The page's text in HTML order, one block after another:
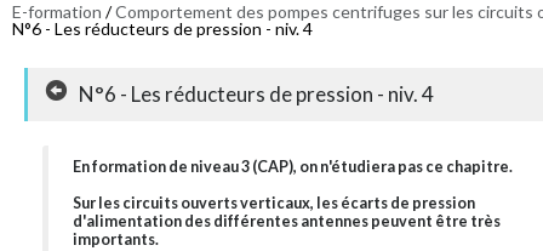
E-formation /Comportement des pompes centrifuges sur les circuits
N°6 - Les réducteurs de pression - niv. 4
N°6 - Les réducteurs de pression - niv. 4
En formation de niveau 3 (CAP), on n'étudiera pas ce chapitre.
Sur les circuits ouverts verticaux, les écarts de pression
d'alimentation des différentes antennes peuvent être très
importants.